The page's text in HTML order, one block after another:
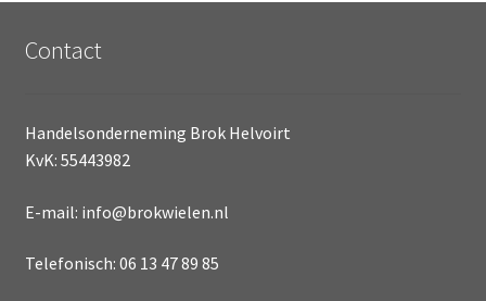
Contact
Handelsonderneming Brok Helvoirt
KvK: 55443982
E-mail: info@brokwielen.nl
Telefonisch: 06 13 47 89 85